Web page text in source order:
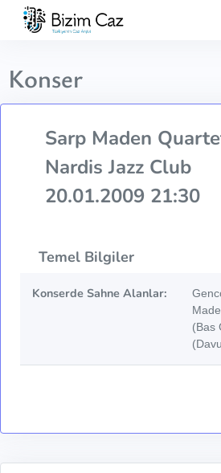
Konser
Sarp Maden
Nardis Jazz Club
20.01.2009 21:30
Temel Bilgiler
Konserde Sahne Alanlar:
(Bas